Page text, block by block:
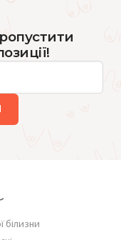
білизни